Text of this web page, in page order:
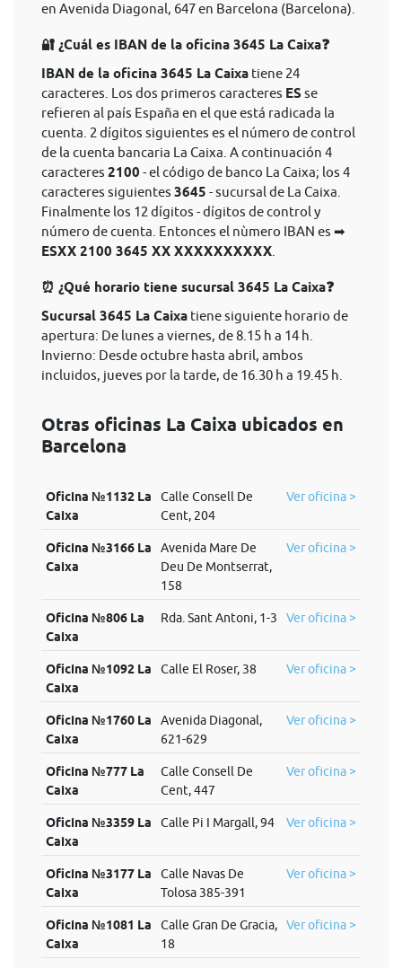
en Avenida Diagonal, 647 en Barcelona (Barcelona).
🔐 ¿Cuál es IBAN de la oficina 3645 La Caixa❓
IBAN de la oficina 3645 La Caixa tiene 24
caracteres. Los dos primeros caracteres ES se
refieren al país España en el que está radicada la
cuenta. 2 dígitos siguientes es el número de control
de la cuenta bancaria La Caixa. A continuación 4
caracteres 2100 - el código de banco La Caixa; los 4
caracteres siguientes 3645 - sucursal de La Caixa.
Finalmente los 12 dígitos - dígitos de control y
número de cuenta. Entonces el nùmero IBAN es ➡
ESXX 2100 3645 XX XXXXXXXXXX
⏰ ¿Qué horario tiene sucursal 3645 La Caixa❓
Sucursal 3645 La Caixa tiene siguiente horario de
apertura: De lunes a viernes, de 8.15 h a 14 h.
Invierno: Desde octubre hasta abril, ambos
incluidos, jueves por la tarde, de 16.30 h a 19.45 h.
Otras oficinas La Caixa ubicados en
Barcelona
Oficina №1132 La
Caixa
Calle Consell De
Cent, 204
Ver oficina >
Oficina №3166 La
Caixa
Avenida Mare De
Deu De Montserrat,
158
Ver oficina >
Oficina №806 La
Caixa
Rda. Sant Antoni, 1-3 Ver oficina >
Oficina №1092 La
Caixa
Calle El Roser, 38 Ver oficina >
Oficina №1760 La
Caixa
Avenida Diagonal,
621-629
Ver oficina >
Oficina №777 La
Caixa
Calle Consell De
Cent, 447
Ver oficina >
Oficina №3359 La
Caixa
Calle Pi I Margall, 94 Ver oficina >
Oficina №3177 La
Caixa
Calle Navas De
Tolosa 385-391
Ver oficina >
Oficina №1081 La
Caixa
Calle Gran De Gracia,
18
Ver oficina >